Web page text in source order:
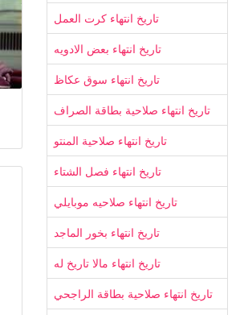
تاريخ انتهاء كرت العمل
تاريخ انتهاء بعض الادويه
تاريخ انتهاء سوق عكاظ
تاريخ انتهاء صلاحية بطاقة الصراف
تاريخ انتهاء صلاحية المنتو
تاريخ انتهاء فصل الشتاء
تاريخ انتهاء صلاحيه موبايلي
تاريخ انتهاء بخور الماجد
تاريخ انتهاء مالا تاريخ له
تاريخ انتهاء صلاحية بطاقة الراجحي